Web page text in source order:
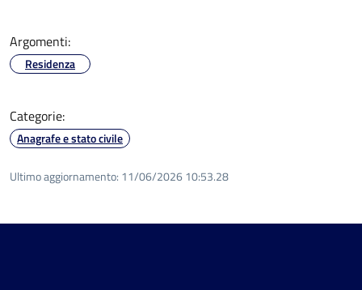
Argomenti:
Residenza
Categorie:
Anagrafe e stato civile
Ultimo aggiornamento: 11/06/2026 10:53.28